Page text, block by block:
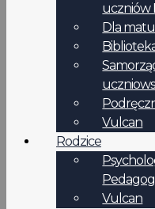
IBO
BIP
uczniów
Dla
Vulcan
Rodzice
Vulcan